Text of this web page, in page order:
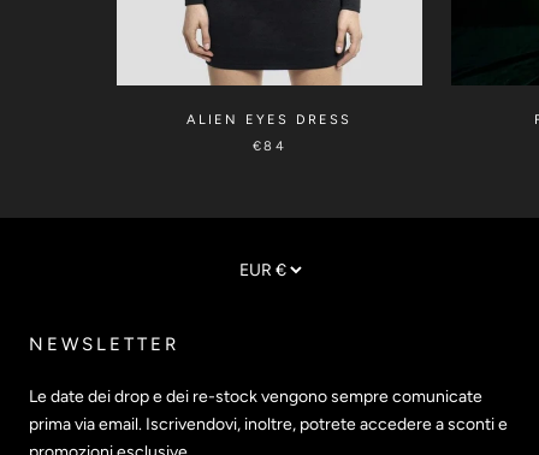
ALIEN EYES DRESS
€84
NEWSLETTER
Le date dei drop e dei re-stock vengono sempre comunicate
prima via email. Iscrivendovi, inoltre, potrete accedere a sconti e